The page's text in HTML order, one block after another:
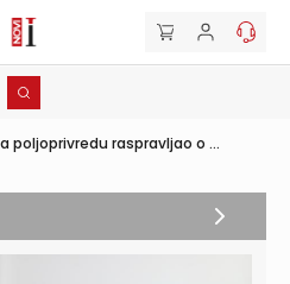
poljoprivredu raspravljao o ...